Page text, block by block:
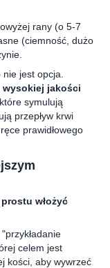
rany (o 5-7
(ciemność, dużo
jest opcja.
wysokiej jakości
symulują
przepływ krwi
prawidłowego
włożyć
celem jest
kości, aby wywrzeć